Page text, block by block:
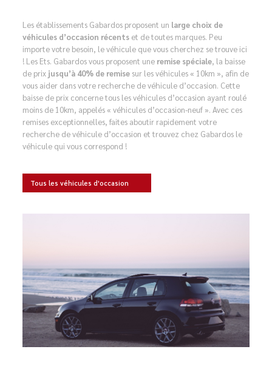
Les établissements Gabardos proposent un large choix de
véhicules d’occasion récents et de toutes marques. Peu
importe votre besoin, le véhicule que vous cherchez se trouve ici
! Les Ets. Gabardos vous proposent une remise spéciale, la baisse
de prix jusqu’à 40% de remise sur les véhicules « 10km », afin de
vous aider dans votre recherche de véhicule d’occasion. Cette
baisse de prix concerne tous les véhicules d’occasion ayant roulé
moins de 10km, appelés « véhicules d’occasion-neuf ». Avec ces
remises exceptionnelles, faites aboutir rapidement votre
recherche de véhicule d’occasion et trouvez chez Gabardos le
véhicule qui vous correspond !
Tous les véhicules d'occasion